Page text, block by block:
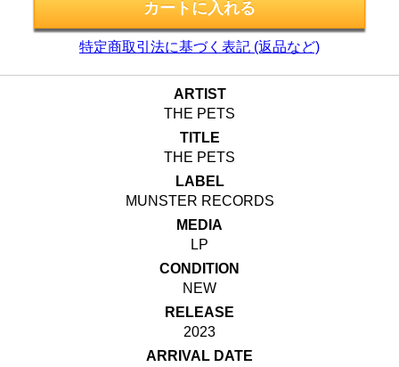
特定商取引法に基づく表記 (返品など)
ARTIST
THE PETS
TITLE
THE PETS
LABEL
MUNSTER RECORDS
MEDIA
LP
CONDITION
NEW
RELEASE
2023
ARRIVAL DATE